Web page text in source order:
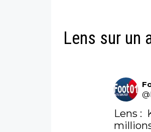
Lens sur un
@
Lens :